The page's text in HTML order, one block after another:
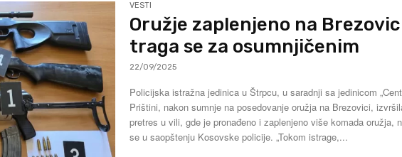
VESTI
Oružje zaplenjeno na
traga se za osumnjičenim
22/09/2025
Policijska istražna jedinica u Štrpcu, u saradnji sa jedinicom
Prištini, nakon sumnje na posedovanje oružja na Brezovici,
pretres u vili, gde je pronađeno i zaplenjeno više komada oružja,
se u saopštenju Kosovske policije. „Tokom istrage,...